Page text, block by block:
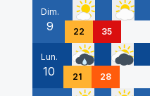
Dim.
9 22 35
Lun.
10 21 28